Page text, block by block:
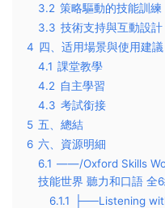
3.2 策略驅動的技能訓練
3.3 技術支持與互動設計
4 四、适用場景與使用建議
4.1 課堂教學
4.2 自主學習
4.3 考試銜接
5 五、總結
6 六、資源明細
6.1 ——/Oxford Skills
技能世界 聽力和口語 全
6.1.1
├──Listening